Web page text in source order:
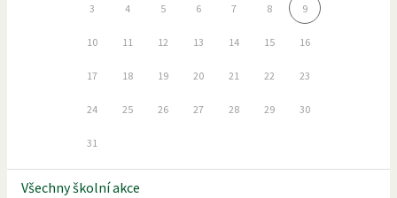
3 4 5 6 7 8 9
10 11 12 13 14 15 16
17 18 19 20 21 22 23
24 25 26 27 28 29 30
31
Všechny školní akce